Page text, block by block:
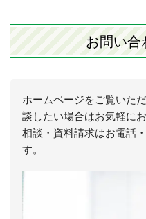
お問い合
ホームページをご覧いた
談したい場合はお気軽に
相談・資料請求はお電話
す。